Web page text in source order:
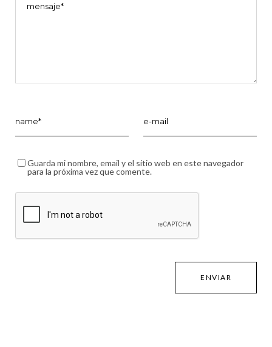
Guarda mi nombre, email y el sitio web en este navegador
para la próxima vez que comente.